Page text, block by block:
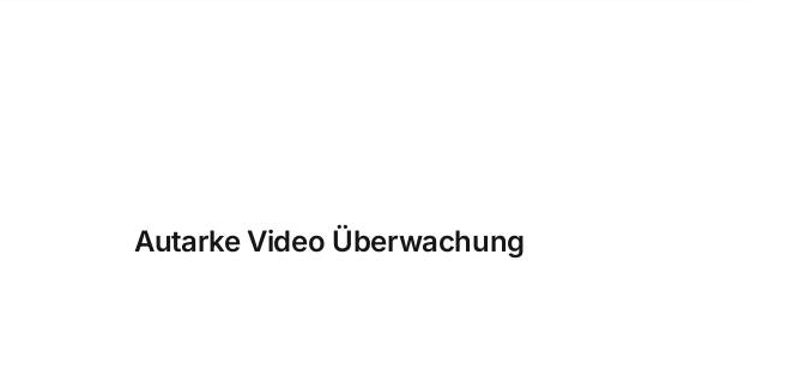
Autarke Video Überwachung